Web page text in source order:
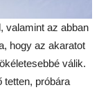
valamint az abban
hogy az akaratot
válik.
tetten, próbára